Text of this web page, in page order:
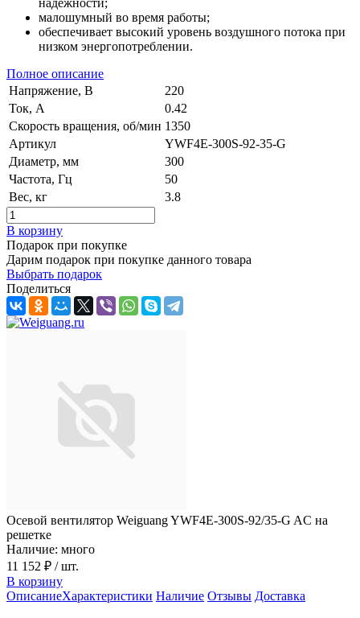
малошумный во время работы;
обеспечивает высокий уровень воздушного потока при
низком энергопотреблении.
Полное описание
Напряжение, В
220
Ток, А
0.42
Скорость вращения, об/мин 1350
Артикул
YWF4E-300S-92-35-G
Диаметр, мм
300
Частота, Гц
50
Вес, кг
3.8
В корзину
Подарок при покупке
Дарим подарок при покупке данного товара
Выбрать подарок
Поделиться
Осевой вентилятор Weiguang YWF4E-300S-92/35-G AC на
решетке
Наличие: много
11 152 ₽ / шт.
В корзину
ОписаниеХарактеристики Наличие Отзывы Доставка